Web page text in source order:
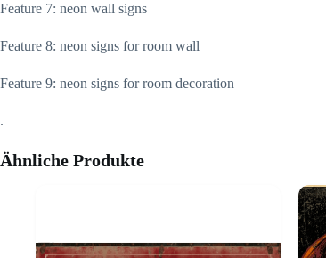
Feature 7: neon wall signs
Feature 8: neon signs for room wall
Feature 9: neon signs for room decoration
.
Ähnliche Produkte